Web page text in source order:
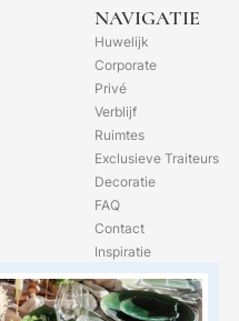
NAVIGATIE
Huwelijk
Corporate
Privé
Verblijf
Ruimtes
Exclusieve Traiteurs
Decoratie
FAQ
Contact
Inspiratie